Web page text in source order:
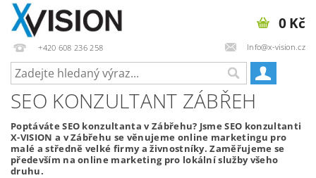
+420 608 236 258 Info@x-vision.cz
0 Kč
SEO KONZULTANT ZÁBŘEH
Poptáváte SEO konzultanta v Zábřehu? Jsme SEO konzultanti
X-VISION a v Zábřehu se věnujeme online marketingu pro
malé a středně velké firmy a živnostníky. Zaměřujeme se
především na online marketing pro lokální služby všeho
druhu.